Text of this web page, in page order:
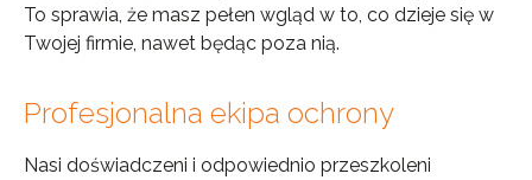
To sprawia, że masz pełen wgląd w to, co dzieje się w
Twojej firmie, nawet będąc poza nią.
Profesjonalna ekipa ochrony
Nasi doświadczeni i odpowiednio przeszkoleni